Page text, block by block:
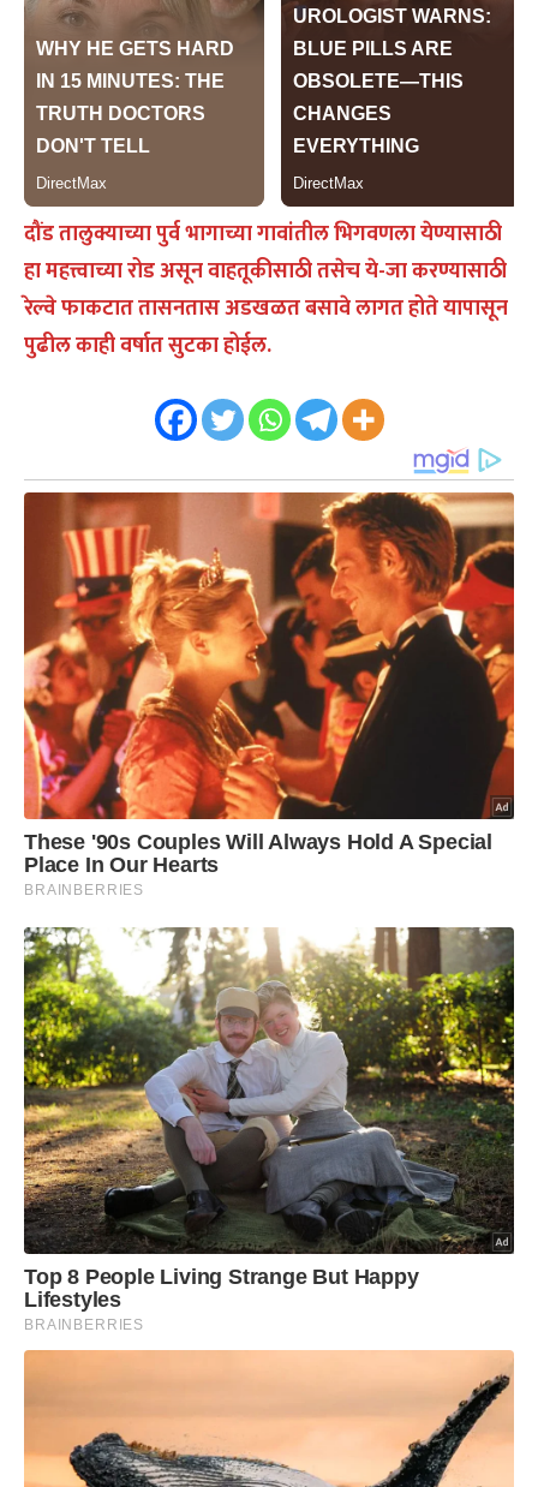
दौंड तालुक्याच्या पुर्व भागाच्या गावांतील भिगवणला येण्यासाठी
हा महत्त्वाच्या रोड असून वाहतूकीसाठी तसेच ये-जा करण्यासाठी
रेल्वे फाकटात तासनतास अडखळत बसावे लागत होते यापासून
पुढील काही वर्षात सुटका होईल.